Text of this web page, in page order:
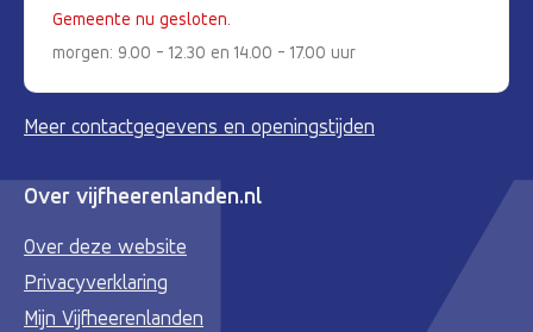
Gemeente nu gesloten.
morgen: 9.00 - 12.30 en 14.00 - 17.00 uur
Meer contactgegevens en openingstijden
Over vijfheerenlanden.nl
Over deze website
Privacyverklaring
Mijn Vijfheerenlanden